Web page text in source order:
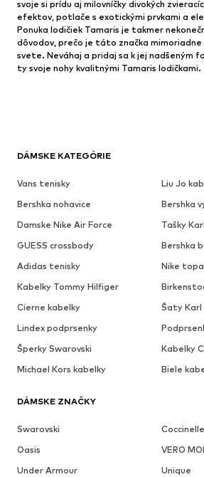
DÁMSKE KATEGÓRIE
Vans tenisky
Liu Jo
Bershka nohavice
Bershka
Damske Nike Air Force
Tašky
GUESS crossbody
Bershka
Adidas tenisky
Nike
Kabelky Tommy Hilfiger
Cierne kabelky
Šaty
Lindex podprsenky
Šperky Swarovski
Kabelky
Michael Kors kabelky
Biele
DÁMSKE ZNAČKY
Swarovski
Coccinelle
Oasis
VERO
Under Armour
Unique
svoje si prídu aj milovníčky divokých
efektov, potlače s exotickými prvkami a
Ponuka lodičiek Tamaris je takmer
dôvodov, prečo je táto značka mimoriadne
svete. Neváhaj a pridaj sa k jej nadšeným
ty svoje nohy kvalitnými Tamaris lodičkami.